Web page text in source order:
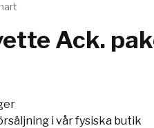
Ack.
i vår fysiska butik